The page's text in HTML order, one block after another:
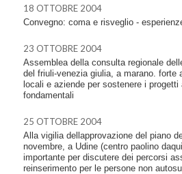
18 OTTOBRE 2004
Convegno: coma e risveglio -
23 OTTOBRE 2004
Assemblea della consulta regionale
del friuli-venezia giulia, a marano. forte
locali e aziende per sostenere i
fondamentali
25 OTTOBRE 2004
Alla vigilia dellapprovazione del piano
novembre, a Udine (centro paolino
importante per discutere dei percorsi
reinserimento per le persone non